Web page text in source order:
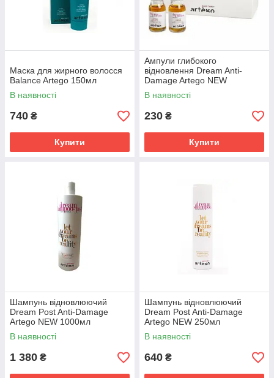
Маска для жирного волосся
Balance Artego 150мл
В наявності
740 ₴
Купити
Ампули глибокого
відновлення Dream Anti-
Damage Artego NEW
1штх8мл
В наявності
230 ₴
Купити
Шампунь відновлюючий
Dream Post Anti-Damage
Artego NEW 1000мл
В наявності
1 380 ₴
Шампунь відновлюючий
Dream Post Anti-Damage
Artego NEW 250мл
В наявності
640 ₴